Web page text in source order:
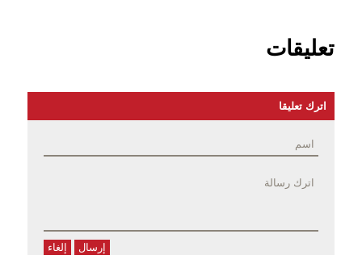
تعليقات
اترك تعليقا
إرسال إلغاء